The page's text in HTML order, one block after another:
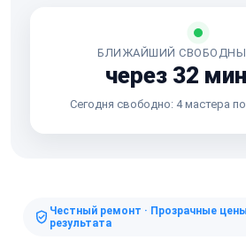
БЛИЖАЙШИЙ
через 32
Сегодня свободно: 4 мастера
Честный ремонт · Прозрачные цены
результата